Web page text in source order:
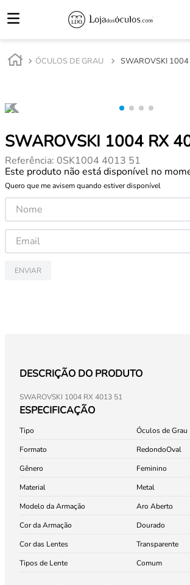
ÓCULOS DE GRAU SWAROVSKI
SWAROVSKI 1004 RX
Referência: 0SK1004 4013 51
Este produto não está disponível no
Quero que me avisem quando estiver disponível
ENVIAR
DESCRIÇÃO DO PRODUTO
SWAROVSKI 1004 RX 4013 51
ESPECIFICAÇÃO
Tipo
Óculos de Grau
Formato
RedondoOval
Gênero
Feminino
Material
Metal
Modelo da Armação
Aro Aberto
Cor da Armação
Dourado
Cor das Lentes
Transparente
Tipos de Lente
Comum